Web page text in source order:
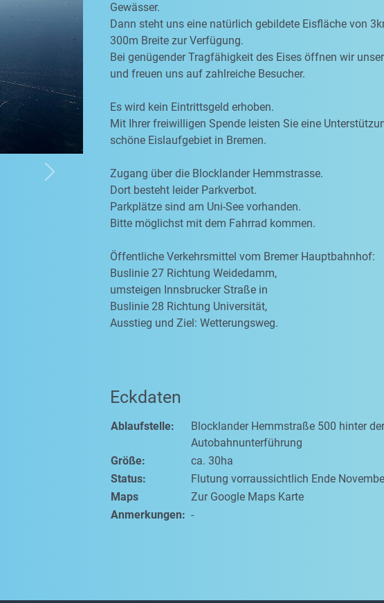
Next
Gewässer.
Dann steht uns eine natürlich gebildete Eisfläche von
300m Breite zur Verfügung.
Bei genügender Tragfähigkeit des Eises öffnen wir
und freuen uns auf zahlreiche Besucher.
Es wird kein Eintrittsgeld erhoben.
Mit Ihrer freiwilligen Spende leisten Sie eine
schöne Eislaufgebiet in Bremen.
Zugang über die Blocklander Hemmstrasse.
Dort besteht leider Parkverbot.
Parkplätze sind am Uni-See vorhanden.
Bitte möglichst mit dem Fahrrad kommen.
Öffentliche Verkehrsmittel vom Bremer Hauptbahnhof:
Buslinie 27 Richtung Weidedamm,
umsteigen Innsbrucker Straße in
Buslinie 28 Richtung Universität,
Ausstieg und Ziel: Wetterungsweg.
Eckdaten
Ablaufstelle:
Blocklander Hemmstraße 500 hinter der
Autobahnunterführung
Größe:
ca. 30ha
Status:
Flutung vorraussichtlich Ende
Maps
Zur Google Maps Karte
Anmerkungen: -